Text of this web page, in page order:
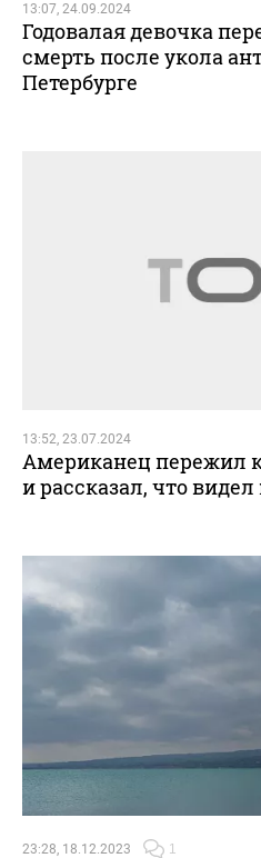
13:07, 24.09.2024
Годовалая девочка
смерть после укола
Петербурге
13:52, 23.07.2024
Американец пережил
и рассказал, что видел
23:28, 18.12.2023 1